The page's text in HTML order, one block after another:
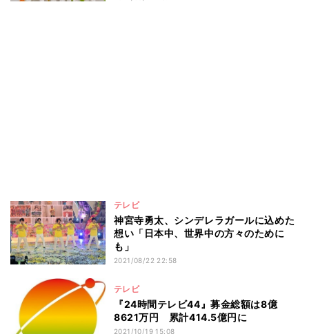
テレビ
神宮寺勇太、シンデレラガールに込めた
想い「日本中、世界中の方々のために
も」
2021/08/22 22:58
テレビ
『24時間テレビ44』募金総額は8億
8621万円 累計414.5億円に
2021/10/19 15:08